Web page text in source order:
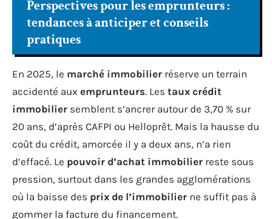
Perspectives pour les emprunteurs :
tendances à anticiper et conseils
pratiques
En 2025, le marché immobilier réserve un terrain
accidenté aux emprunteurs. Les taux crédit
immobilier semblent s’ancrer autour de 3,70 % sur
20 ans, d’après CAFPI ou Helloprêt. Mais la hausse du
coût du crédit, amorcée il y a deux ans, n’a rien
d’effacé. Le pouvoir d’achat immobilier reste sous
pression, surtout dans les grandes agglomérations
où la baisse des prix de l’immobilier ne suffit pas à
gommer la facture du financement.